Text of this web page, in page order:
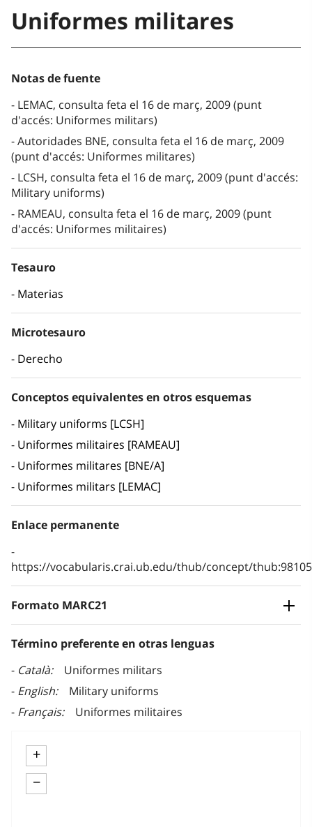
Uniformes militares
Notas de fuente
LEMAC, consulta feta el 16 de març, 2009 (punt
d'accés: Uniformes militars)
Autoridades BNE, consulta feta el 16 de març, 2009
(punt d'accés: Uniformes militares)
LCSH, consulta feta el 16 de març, 2009 (punt d'accés:
Military uniforms)
RAMEAU, consulta feta el 16 de març, 2009 (punt
d'accés: Uniformes militaires)
Tesauro
Materias
Microtesauro
Derecho
Conceptos equivalentes en otros esquemas
Military uniforms [LCSH]
Uniformes militaires [RAMEAU]
Uniformes militares [BNE/A]
Uniformes militars [LEMAC]
Enlace permanente
https://vocabularis.crai.ub.edu/thub/concept/
Formato MARC21
Término preferente en otras lenguas
Català
Uniformes militars
English
Military uniforms
Français
Uniformes militaires
+
−